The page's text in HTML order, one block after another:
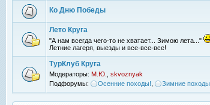
Ко Дню Победы
Лето Круга
"А нам всегда чего-то не хватает... Зимою лета..."
Летние лагеря, выезды и все-все-все!
ТурКлуб Круга
Модераторы: М.Ю.
skvoznyak
Подфорумы:
Осенние походы! Зимние